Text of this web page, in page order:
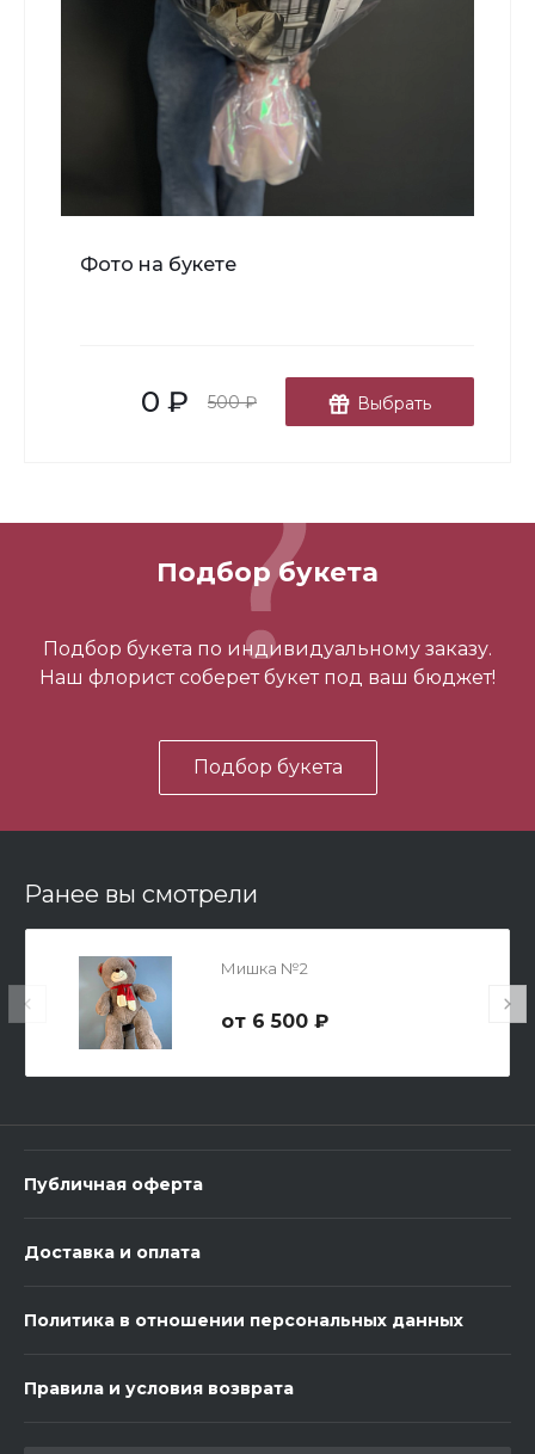
Мишка Мини №1
В корзину
-
Фото на букете
0 ₽ 500 ₽ Выбрать
Подбор букета
Подбор букета по индивидуальному заказу.
Наш флорист соберет букет под ваш бюджет!
Подбор букета
Ранее вы смотрели
Мишка №2
6 500 ₽
Публичная оферта
Доставка и оплата
Политика в отношении персональных данных
Правила и условия возврата